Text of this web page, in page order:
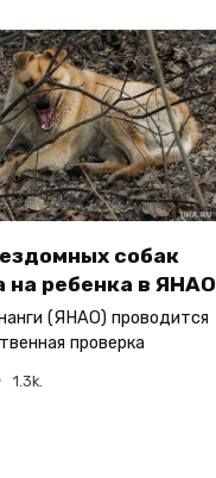
собак
на ребенка в ЯНАО
(ЯНАО) проводится
проверка
1.3k.